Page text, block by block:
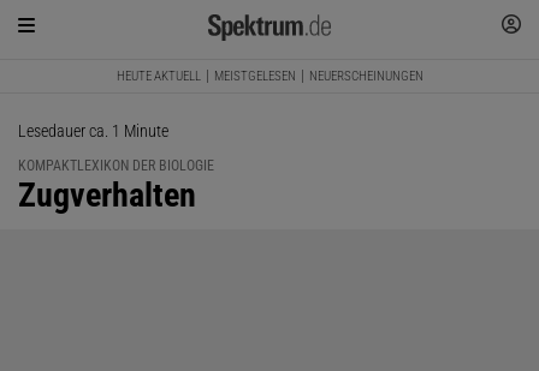
HEUTE AKTUELL MEISTGELESEN NEUERSCHEINUNGEN
Lesedauer ca. 1 Minute
KOMPAKTLEXIKON DER BIOLOGIE
:
Zugverhalten